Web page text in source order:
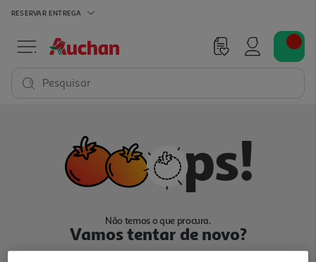
RESERVAR ENTREGA
Pesquisar
Não temos o que procura.
Vamos tentar de novo?